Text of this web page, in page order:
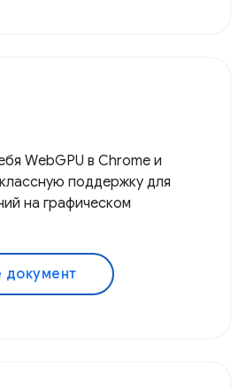
WebGPU в Chrome и
поддержку для
на графическом
документ